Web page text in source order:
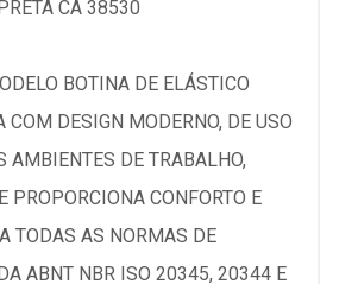
CA 38530
BOTINA DE ELÁSTICO
COM DESIGN MODERNO, DE USO
AMBIENTES DE TRABALHO,
PROPORCIONA CONFORTO E
TODAS AS NORMAS DE
ABNT NBR ISO 20345, 20344 E